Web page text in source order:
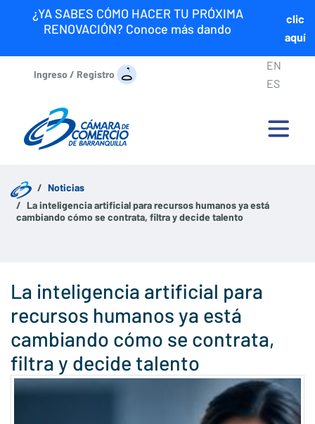
¿YA SABES CÓMO HACER TU PRÓXIMA
RENOVACIÓN? Conoce más dando
clic
aquí
Ingreso / Registro
EN
ES
Noticias
La inteligencia artificial para recursos humanos ya está
cambiando cómo se contrata, filtra y decide talento
La inteligencia artificial para
recursos humanos ya está
cambiando cómo se contrata,
filtra y decide talento